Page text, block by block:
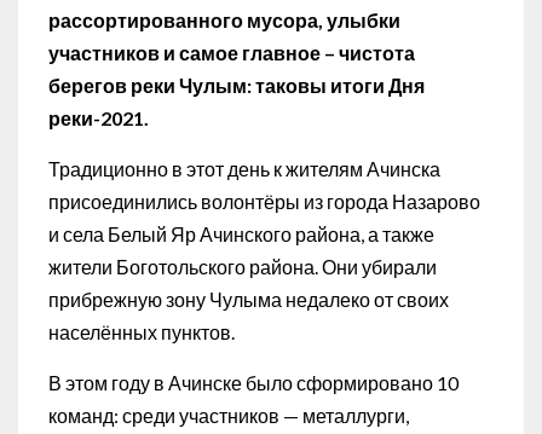
рассортированного мусора, улыбки
участников и самое главное – чистота
берегов реки Чулым: таковы итоги Дня
реки-2021.
Традиционно в этот день к жителям Ачинска
присоединились волонтёры из города Назарово
и села Белый Яр Ачинского района, а также
жители Боготольского района. Они убирали
прибрежную зону Чулыма недалеко от своих
населённых пунктов.
В этом году в Ачинске было сформировано 10
команд: среди участников — металлурги,